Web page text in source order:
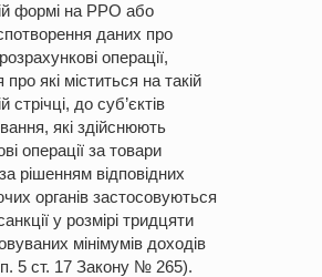
формі на РРО або
даних про
операції,
про які міститься на такій
стрічці, до суб’єктів
які здійснюють
операції за товари
рішенням відповідних
органів застосовуються
у розмірі тридцяти
мінімумів доходів
5 ст. 17 Закону № 265).